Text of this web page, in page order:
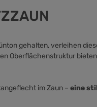
gehalten, verleihen
Oberflächenstruktur
im Zaun – eine